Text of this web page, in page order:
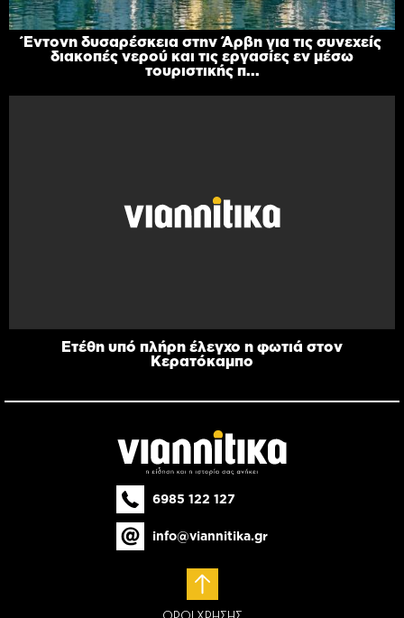
Έντονη δυσαρέσκεια στην Άρβη για τις συνεχείς
διακοπές νερού και τις εργασίες εν μέσω
τουριστικής π...
Ετέθη υπό πλήρη έλεγχο η φωτιά στον
Κερατόκαμπο
6985 122 127
info@viannitika.gr